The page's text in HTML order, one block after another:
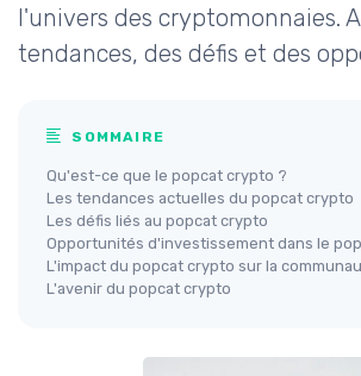
l'univers des cryptomonnaies.
tendances, des défis et des
SOMMAIRE
Qu'est-ce que le popcat crypto ?
Les tendances actuelles du popcat crypto
Les défis liés au popcat crypto
Opportunités d'investissement dans le
L'impact du popcat crypto sur la
L'avenir du popcat crypto